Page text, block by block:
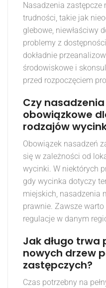
Nasadzenia
trudności, takie jak
glebowe, niewłaściwy
problemy z
dokładnie
środowiskowe i
przed rozpoczęciem
Czy
obowiązkowe
rodzajów
Obowiązek nasadzeń
się w zależności od
wycinki. W niektórych
gdy wycinka dotyczy
miejskich, nasadzenia
prawnie. Zawsze
regulacje w danym
Jak długo trwa
nowych drzew
zastępczych?
Czas potrzebny na